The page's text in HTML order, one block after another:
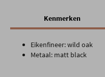
Kenmerken
Eikenfineer: wild oak
Metaal: matt black